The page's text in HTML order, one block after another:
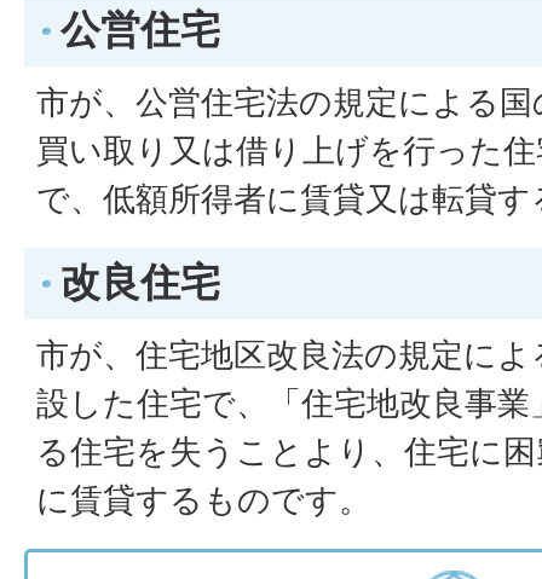
公営住宅
市が、公営住宅法の規定による
買い取り又は借り上げを行った
で、低額所得者に賃貸又は転貸
改良住宅
市が、住宅地区改良法の規定に
設した住宅で、「住宅地改良事
る住宅を失うことより、住宅に
に賃貸するものです。